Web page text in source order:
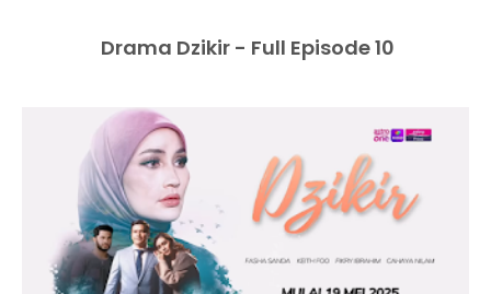
Drama Dzikir - Full Episode 10